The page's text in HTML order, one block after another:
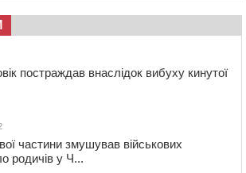
постраждав внаслідок вибуху кинутої
частини змушував військових
родичів у Ч...